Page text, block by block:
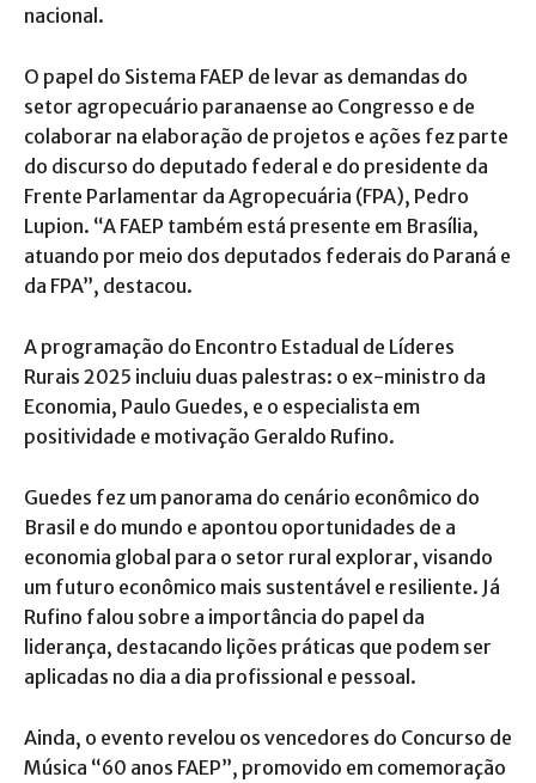
nacional.
O papel do Sistema FAEP de levar as demandas do
setor agropecuário paranaense ao Congresso e de
colaborar na elaboração de projetos e ações fez parte
do discurso do deputado federal e do presidente da
Frente Parlamentar da Agropecuária (FPA), Pedro
Lupion. “A FAEP também está presente em Brasília,
atuando por meio dos deputados federais do Paraná e
da FPA”, destacou.
A programação do Encontro Estadual de Líderes
Rurais 2025 incluiu duas palestras: o ex-ministro da
Economia, Paulo Guedes, e o especialista em
positividade e motivação Geraldo Rufino.
Guedes fez um panorama do cenário econômico do
Brasil e do mundo e apontou oportunidades de a
economia global para o setor rural explorar, visando
um futuro econômico mais sustentável e resiliente. Já
Rufino falou sobre a importância do papel da
liderança, destacando lições práticas que podem ser
aplicadas no dia a dia profissional e pessoal.
Ainda, o evento revelou os vencedores do Concurso de
Música “60 anos FAEP”, promovido em comemoração